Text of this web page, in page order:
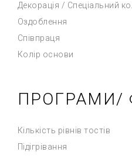
Декорація / Спеціальний
Оздоблення
Співпраця
Колір основи
ПРОГРАМИ/
Кількість рівнів тостів
Підігрівання